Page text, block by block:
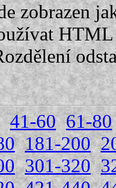
zobrazen
41-60 61-80
181-200
301-320